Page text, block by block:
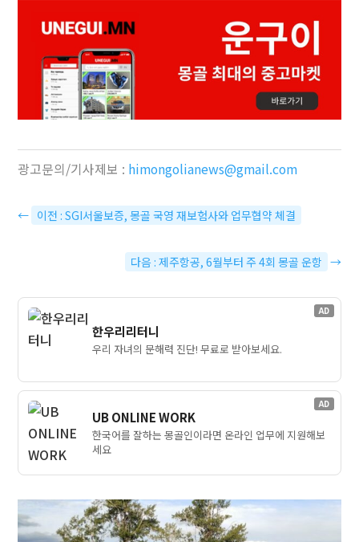
광고문의/기사제보 : himongolianews@gmail.com
← 이전 : SGI서울보증, 몽골 국영 재보험사와 업무협약 체결
다음 : 제주항공, 6월부터 주 4회 몽골 운항 →
AD
한우리리터니
우리 자녀의 문해력 진단! 무료로 받아보세요.
AD
UB ONLINE WORK
한국어를 잘하는 몽골인이라면 온라인 업무에 지원해보
세요